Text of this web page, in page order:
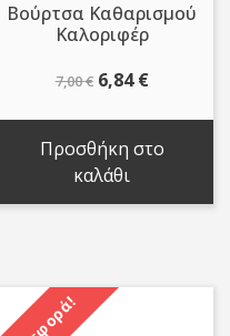
Βούρτσα Καθαρισμού
Καλοριφέρ
7,00€ Original
7,00 €.
6,84€Η
είναι:
Προσθήκη στο
καλάθι